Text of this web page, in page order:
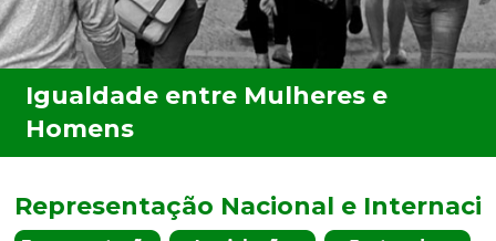
Representação Nacional e